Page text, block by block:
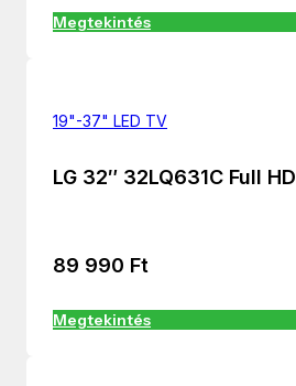
Megtekintés
19"-37" LED TV
LG 32″ 32LQ631C Full
89 990 Ft
Megtekintés